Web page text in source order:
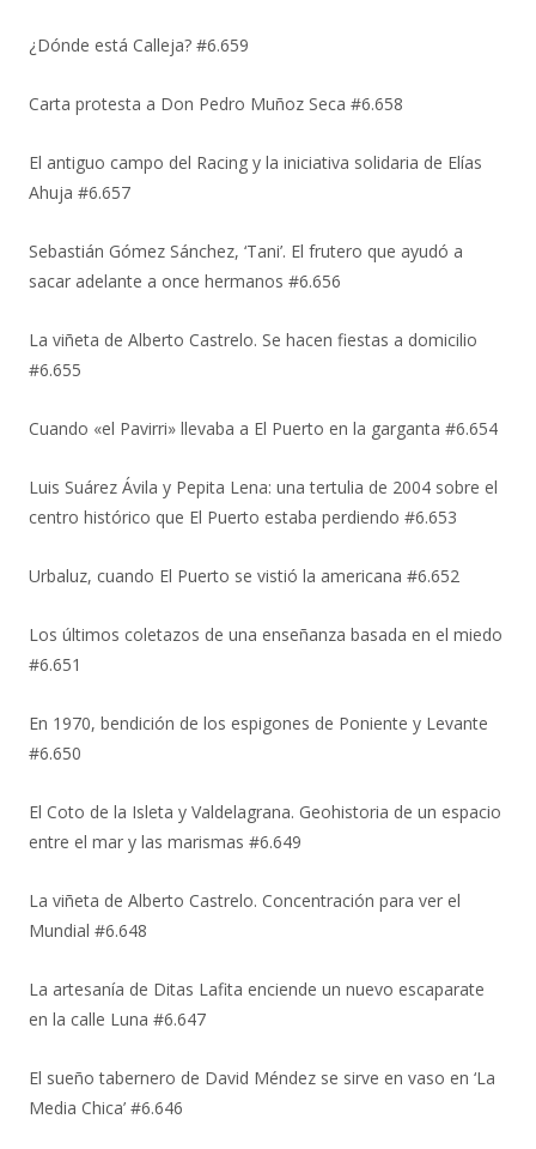
¿Dónde está Calleja? #6.659
Carta protesta a Don Pedro Muñoz Seca #6.658
El antiguo campo del Racing y la iniciativa solidaria de Elías
Ahuja #6.657
Sebastián Gómez Sánchez, ‘Tani’. El frutero que ayudó a
sacar adelante a once hermanos #6.656
La viñeta de Alberto Castrelo. Se hacen fiestas a domicilio
#6.655
Cuando «el Pavirri» llevaba a El Puerto en la garganta #6.654
Luis Suárez Ávila y Pepita Lena: una tertulia de 2004 sobre el
centro histórico que El Puerto estaba perdiendo #6.653
Urbaluz, cuando El Puerto se vistió la americana #6.652
Los últimos coletazos de una enseñanza basada en el miedo
#6.651
En 1970, bendición de los espigones de Poniente y Levante
#6.650
El Coto de la Isleta y Valdelagrana. Geohistoria de un espacio
entre el mar y las marismas #6.649
La viñeta de Alberto Castrelo. Concentración para ver el
Mundial #6.648
La artesanía de Ditas Lafita enciende un nuevo escaparate
en la calle Luna #6.647
El sueño tabernero de David Méndez se sirve en vaso en ‘La
Media Chica’ #6.646